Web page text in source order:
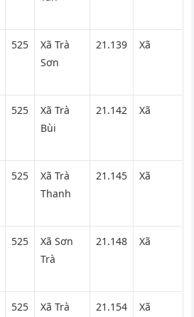
525
Xã Trà
Sơn
21.139 Xã
525
Xã Trà
Bùi
21.142 Xã
525
Xã Trà
Thanh
21.145 Xã
525
Xã Sơn
Trà
21.148 Xã
525
Xã Trà
21.154 Xã